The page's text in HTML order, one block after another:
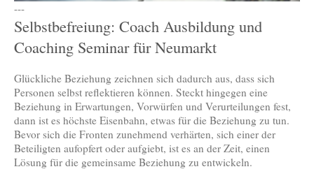
---
Selbstbefreiung: Coach Ausbildung und
Coaching Seminar für Neumarkt
Glückliche Beziehung zeichnen sich dadurch aus, dass sich
Personen selbst reflektieren können. Steckt hingegen eine
Beziehung in Erwartungen, Vorwürfen und Verurteilungen fest,
dann ist es höchste Eisenbahn, etwas für die Beziehung zu tun.
Bevor sich die Fronten zunehmend verhärten, sich einer der
Beteiligten aufopfert oder aufgiebt, ist es an der Zeit, einen
Lösung für die gemeinsame Beziehung zu entwickeln.